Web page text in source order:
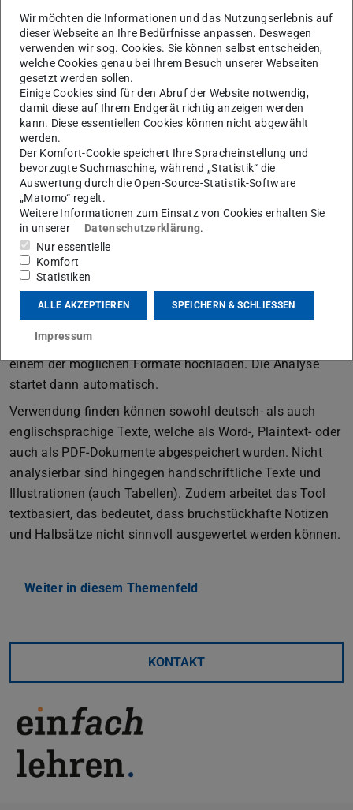
Textvisualisierung mit dem Voyant-
Toolset
Entwickelt wurde das Voyant-Toolset für den Einsatz
innerhalb der Digital Humanities (DH) von Stefan Sinclair
und Geoffrey Rockwell (University of Alberta). Das
Toolset dient der Visualisierung sprachwissenschaftlicher
Analysen und findet seinen
wissenschaftlichen Kontext(PDF-Datei)
(wird in neuem Tab geöffnet)
. Ausgestattet mit einer
intuitiven und ansprechenden Benutzeroberfläche
Bedienung auch ohne informatische Vorkenntnisse der
Nutzenden sehr gut möglich.
Das Toolset kann online direkt im Browser (
www.voyanttools.org) gestartet werden. Der/die NutzerIn
muss lediglich den entsprechenden Ausgangstext in
einem der möglichen Formate hochladen. Die Analyse
startet dann automatisch.
Verwendung finden können sowohl deutsch- als auch
englischsprachige Texte, welche als Word-, Plaintext- oder
auch als PDF-Dokumente abgespeichert wurden. Nicht
analysierbar sind hingegen handschriftliche Texte und
Illustrationen (auch Tabellen). Zudem arbeitet das Tool
textbasiert, das bedeutet, dass bruchstückhafte Notizen
und Halbsätze nicht sinnvoll ausgewertet werden können.
Weiter in diesem Themenfeld
KONTAKT
Wir möchten die Informationen und das Nutzungserlebnis auf
dieser Webseite an Ihre Bedürfnisse anpassen. Deswegen
verwenden wir sog. Cookies. Sie können selbst entscheiden,
welche Cookies genau bei Ihrem Besuch unserer Webseiten
gesetzt werden sollen.
Einige Cookies sind für den Abruf der Website notwendig,
damit diese auf Ihrem Endgerät richtig anzeigen werden
kann. Diese essentiellen Cookies können nicht abgewählt
werden.
Der Komfort-Cookie speichert Ihre Spracheinstellung und
bevorzugte Suchmaschine, während „Statistik“ die
Auswertung durch die Open-Source-Statistik-Software
„Matomo“ regelt.
Weitere Informationen zum Einsatz von Cookies erhalten Sie
in unserer
Datenschutzerklärung.
Nur essentielle
Komfort
Statistiken
ALLE AKZEPTIEREN SPEICHERN & SCHLIESSEN
Impressum